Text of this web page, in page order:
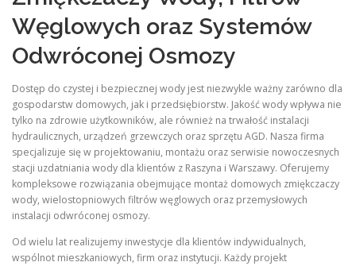
Węglowych oraz Systemów
Odwróconej Osmozy
Dostęp do czystej i bezpiecznej wody jest niezwykle ważny zarówno dla
gospodarstw domowych, jak i przedsiębiorstw. Jakość wody wpływa nie
tylko na zdrowie użytkowników, ale również na trwałość instalacji
hydraulicznych, urządzeń grzewczych oraz sprzętu AGD. Nasza firma
specjalizuje się w projektowaniu, montażu oraz serwisie nowoczesnych
stacji uzdatniania wody dla klientów z Raszyna i Warszawy. Oferujemy
kompleksowe rozwiązania obejmujące montaż domowych zmiękczaczy
wody, wielostopniowych filtrów węglowych oraz przemysłowych
instalacji odwróconej osmozy.
Od wielu lat realizujemy inwestycje dla klientów indywidualnych,
wspólnot mieszkaniowych, firm oraz instytucji. Każdy projekt